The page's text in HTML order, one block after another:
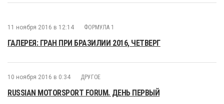
11 ноября 2016 в 12:14 ФОРМУЛА 1
ГАЛЕРЕЯ: ГРАН ПРИ БРАЗИЛИИ 2016, ЧЕТВЕРГ
10 ноября 2016 в 0:34 ДРУГОЕ
RUSSIAN MOTORSPORT FORUM. ДЕНЬ ПЕРВЫЙ